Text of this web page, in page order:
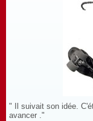
" Il suivait son idée.
avancer ."